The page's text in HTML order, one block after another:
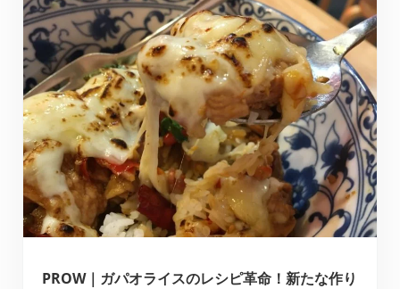
PROW｜ガパオライスのレシピ革命！新たな作り